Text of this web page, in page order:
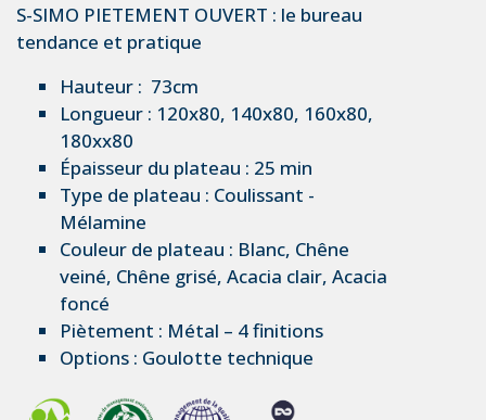
S-SIMO PIETEMENT OUVERT : le bureau
tendance et pratique
Hauteur : 73cm
Longueur : 120x80, 140x80, 160x80,
180xx80
Épaisseur du plateau : 25 min
Type de plateau : Coulissant -
Mélamine
Couleur de plateau : Blanc, Chêne
veiné, Chêne grisé, Acacia clair, Acacia
foncé
Piètement : Métal – 4 finitions
Options : Goulotte technique